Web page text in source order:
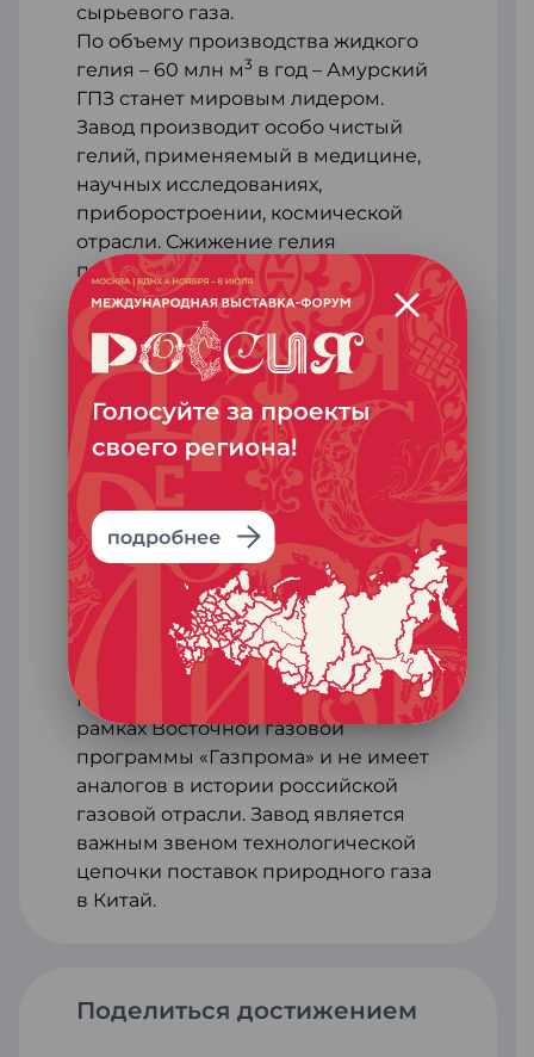
Поделиться достижением
сырьевого газа.
По объему производства жидкого
гелия – 60 млн м3 в год – Амурский
ГПЗ станет мировым лидером.
Завод производит особо чистый
гелий, применяемый в медицине,
научных исследованиях,
приборостроении, космической
отрасли. Сжижение гелия
происходит при сверхнизких
температурах, близких к
температуре открытого космоса —
минус 269 градусов Цельсия.
После выхода на полную мощность
к 2025 году Амурский ГПЗ ежегодно
будет выпускать:
- 38 млрд м 3 метана для поставок в
Китай
- 2,4 млн т этана
- 1,5 млн т сжиженных
углеводородных газов
- 200 тыс. т пентан-гексановой
фракции
- 60 млн м
3гелия
Масштабный проект реализован в
рамках Восточной газовой
программы «Газпрома» и не имеет
аналогов в истории российской
газовой отрасли. Завод является
важным звеном технологической
цепочки поставок природного газа
в Китай.